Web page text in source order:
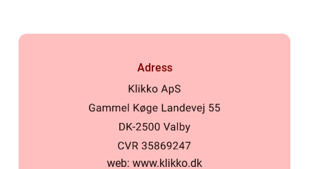
Adress
web: www.klikko.dk